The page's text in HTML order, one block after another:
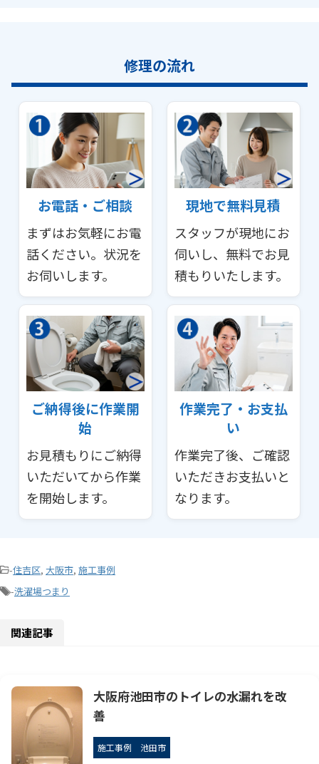
修理の流れ
お電話・ご相談
まずはお気軽にお電
話ください。状況を
お伺いします。
現地で無料見積
スタッフが現地にお
伺いし、無料でお見
積もりいたします。
ご納得後に作業開
始
お見積もりにご納得
いただいてから作業
を開始します。
作業完了・お支払
い
作業完了後、ご確認
いただきお支払いと
なります。
-住吉区, 大阪市, 施工事例
-洗濯場つまり
関連記事
大阪府池田市のトイレの水漏れを改
善
施工事例 池田市